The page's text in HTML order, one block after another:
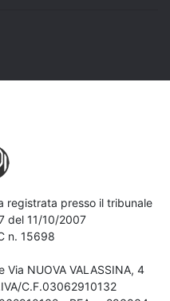
registrata presso il tribunale
del 11/10/2007
n. 15698
Via NUOVA VALASSINA, 4
C.F.03062910132